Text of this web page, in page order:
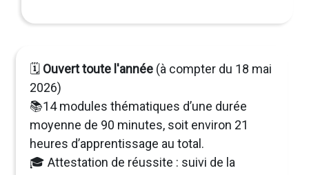
🗓️ Ouvert toute l'année (à compter du 18 mai
2026)
📚14 modules thématiques d’une durée
moyenne de 90 minutes, soit environ 21
heures d’apprentissage au total.
🎓 Attestation de réussite : suivi de la